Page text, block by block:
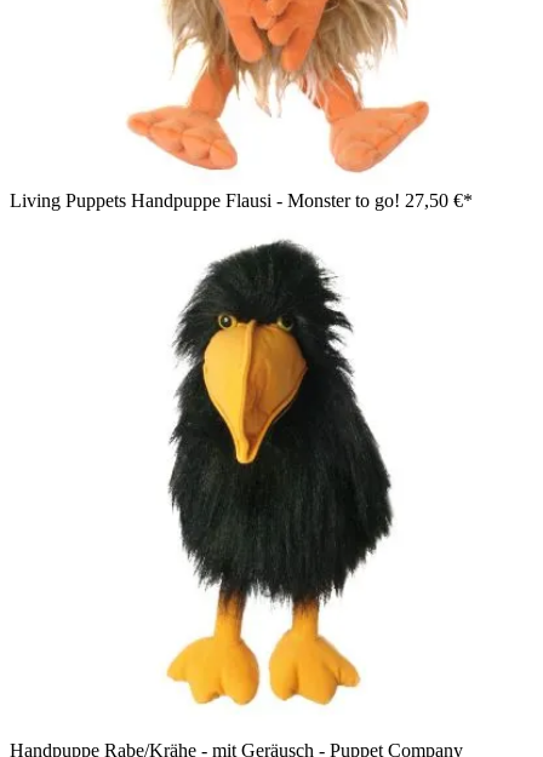
Living Puppets Handpuppe Flausi - Monster to go! 27,50 €*
Handpuppe Rabe/Krähe - mit Geräusch - Puppet Company